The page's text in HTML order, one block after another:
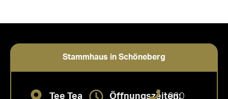
Stammhaus in Schöneberg
Tee Tea
Öffnungszeiten:
030